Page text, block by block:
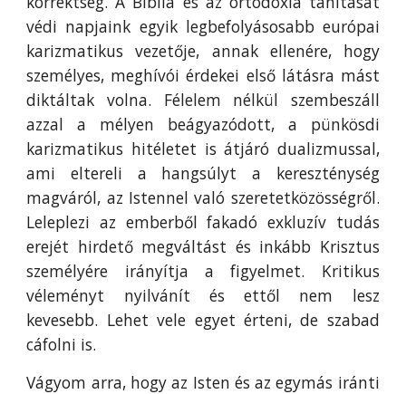
védi napjaink egyik legbefolyásosabb európai
karizmatikus vezetője, annak ellenére, hogy
személyes, meghívói érdekei első látásra mást
diktáltak volna. Félelem nélkül szembeszáll
azzal a mélyen beágyazódott, a pünkösdi
karizmatikus hitéletet is átjáró dualizmussal,
ami eltereli a hangsúlyt a kereszténység
magváról, az Istennel való szeretetközösségről.
Leleplezi az emberből fakadó exkluzív tudás
erejét hirdető megváltást és inkább Krisztus
személyére irányítja a figyelmet. Kritikus
véleményt nyilvánít és ettől nem lesz
kevesebb. Lehet vele egyet érteni, de szabad
cáfolni is.
Vágyom arra, hogy az Isten és az egymás iránti